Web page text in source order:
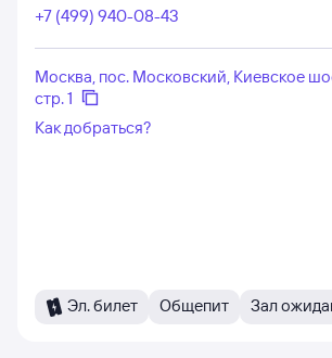
+7 (499) 940-08-43
Москва, пос. Московский, Киевское
стр. 1
Как добраться?
Эл. билет Общепит Зал